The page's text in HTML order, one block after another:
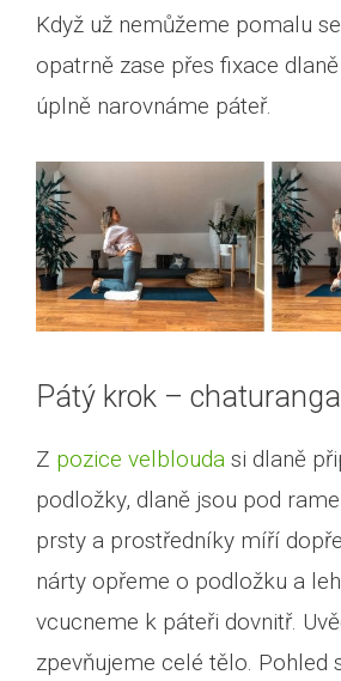
Když už nemůžeme pomalu
opatrně zase přes fixace
úplně narovnáme páteř.
Pátý krok – chaturanga
Z pozice velblouda si dlaně
podložky, dlaně jsou pod
prsty a prostředníky míří
nárty opřeme o podložku a
vcucneme k páteři dovnitř.
zpevňujeme celé tělo. Pohled